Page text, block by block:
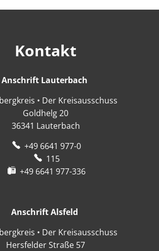
Kontakt
Anschrift Lauterbach
• Der Kreisausschuss
Goldhelg 20
36341 Lauterbach
+49 6641 977-0
115
+49 6641 977-336
Anschrift Alsfeld
• Der Kreisausschuss
Hersfelder Straße 57